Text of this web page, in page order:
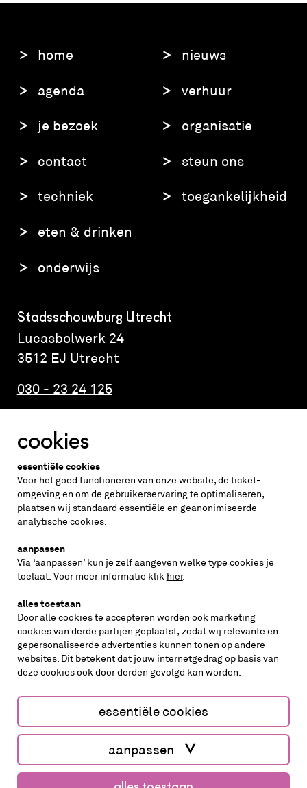
home
agenda
je bezoek
contact
techniek
eten & drinken
onderwijs
nieuws
verhuur
organisatie
steun ons
toegankelijkheid
Stadsschouwburg Utrecht
Lucasbolwerk 24
3512 EJ Utrecht
030 - 23 24 125
Altijd weten wat er speelt?
vraag de nieuwsbrief aan
inschrijven
volg ons op
cookies aanpassen cookies/privacy
Website by The Cre8ion.Lab
cookies
essentiële cookies
Voor het goed functioneren van onze website, de ticket-
omgeving en om de gebruikerservaring te optimaliseren,
plaatsen wij standaard essentiële en geanonimiseerde
analytische cookies.
aanpassen
Via ‘aanpassen’ kun je zelf aangeven welke type cookies je
toelaat. Voor meer informatie klik hier.
alles toestaan
Door alle cookies te accepteren worden ook marketing
cookies van derde partijen geplaatst, zodat wij relevante en
gepersonaliseerde advertenties kunnen tonen op andere
websites. Dit betekent dat jouw internetgedrag op basis van
deze cookies ook door derden gevolgd kan worden.
essentiële cookies
aanpassen